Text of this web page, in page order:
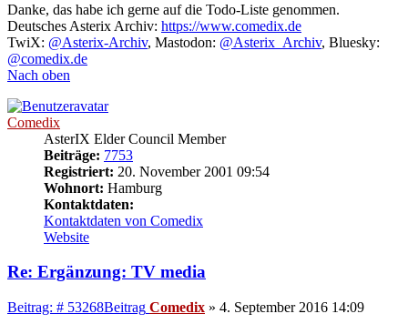
Danke, das habe ich gerne auf die Todo-Liste genommen.
Deutsches Asterix Archiv: https://www.comedix.de
TwiX: @Asterix-Archiv, Mastodon: @Asterix_Archiv, Bluesky:
@comedix.de
Nach oben
Comedix
AsterIX Elder Council Member
Beiträge: 7753
Registriert: 20. November 2001 09:54
Wohnort: Hamburg
Kontaktdaten:
Kontaktdaten von Comedix
Website
Re: Ergänzung: TV media
Beitrag: # 53268Beitrag Comedix » 4. September 2016 14:09